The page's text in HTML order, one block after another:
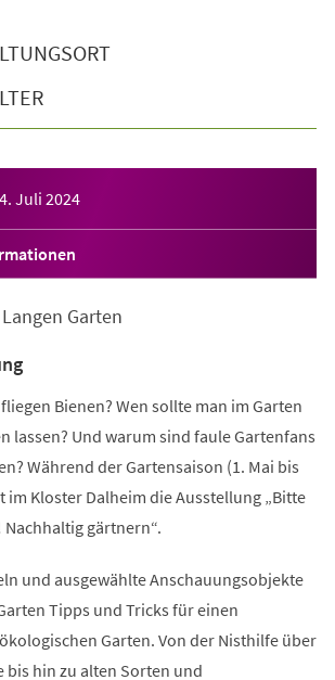
Juli 2024
Garten
Bienen? Wen sollte man im Garten
lassen? Und warum sind faule Gartenfans
Während der Gartensaison (1. Mai bis
im Kloster Dalheim die Ausstellung „Bitte
gärtnern“.
und ausgewählte Anschauungsobjekte
Tipps und Tricks für einen
Garten. Von der Nisthilfe über
bis hin zu alten Sorten und